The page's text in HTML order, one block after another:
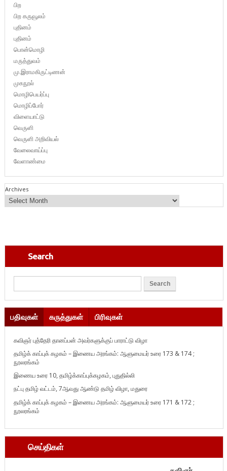
பிற
பிற கருவூலம்
புதினம்
புதினம்
பொன்மொழி
மருத்துவம்
மு.இராமகிருட்டிணன்
முகநூல்
மொழிபெயர்ப்பு
மொழிப்போர்
விளையாட்டு
வெருளி
வெருளி அறிவியல்
வேலைவாய்ப்பு
வேளாண்மை
Archives
Search
பதிவுகள் கருத்துகள் பிரிவுகள்
கவிஞர் புத்தேரி தானப்பன் அவர்களுக்குப் பாராட்டு விழா
தமிழ்க் காப்புக் கழகம் – இணைய அரங்கம்: ஆளுமையர் உரை 173 & 174 ;
நூலரங்கம்
இணைய உரை 10, தமிழ்க்காப்புக்கழகம், புதுதில்லி
நட்பு தமிழ் வட்டம், 7ஆவது ஆண்டு தமிழ் விழா, மதுரை
தமிழ்க் காப்புக் கழகம் – இணைய அரங்கம்: ஆளுமையர் உரை 171 & 172 ;
நூலரங்கம்
செய்திகள்